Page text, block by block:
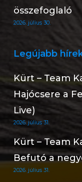
összefoglaló
2026. július 30.
Legújabb
Kürt – Team
Hajócsere a
Live)
2026. július 31.
Kürt – Team
Befutó a
2026. július 31.